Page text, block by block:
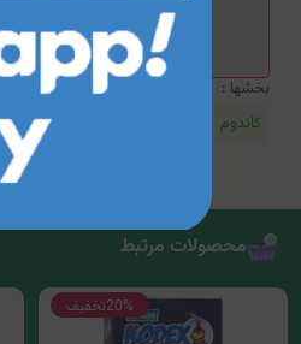
خالی کوچکی به‌منظور جمع‌شدن
بخشها :
کاندوم
محصولات مرتبط
20%تخفیف